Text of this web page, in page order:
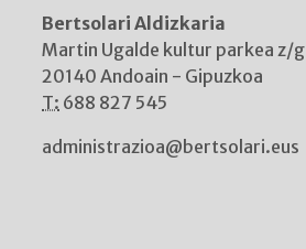
Bertsolari Aldizkaria
Martin Ugalde kultur parkea z/g
20140 Andoain - Gipuzkoa
T: 688 827 545
administrazioa@bertsolari.eus